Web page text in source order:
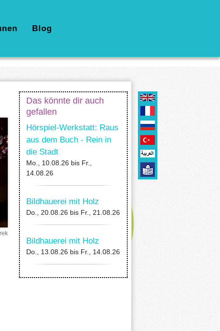
Blog
Das könnte dir auch
gefallen
Hörspiel-Werkstatt: Raus
aus dem Buch - Rein in
die Stadt
Mo., 10.08.26 bis Fr.,
14.08.26
Bildhauerei mit Holz
Do., 20.08.26 bis Fr., 21.08.26
Bildhauerei mit Holz
Do., 13.08.26 bis Fr., 14.08.26